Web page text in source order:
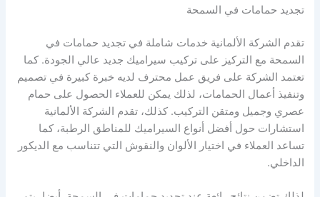
تجديد حمامات في السمحة
تقدم الشركة الألمانية خدمات شاملة في تجديد حمامات في
السمحة مع التركيز على تركيب سيراميك جديد عالي الجودة. كما
تعتمد الشركة على فريق عمل محترف لديه خبرة كبيرة في تصميم
وتنفيذ أعمال الحمامات، لذلك يمكن للعملاء الحصول على حمام
عصري وجميل ومتقن التركيب. كذلك، تقدم الشركة الألمانية
استشارات حول أفضل أنواع السيراميك للمناطق الرطبة، كما
تساعد العملاء في اختيار الألوان والنقوش التي تتناسب مع الديكور
الداخلي.